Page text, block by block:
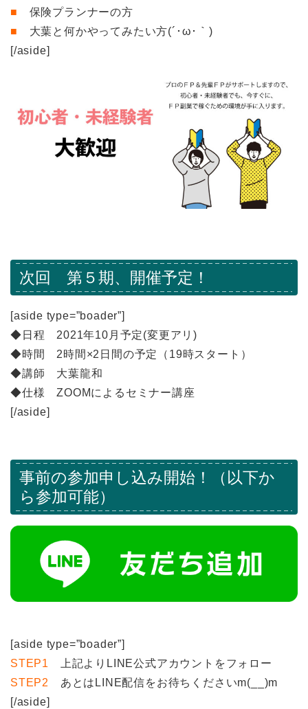
■
保険プランナーの方
■
大葉と何かやってみたい方(´･ω･｀)
[/aside]
次回 第５期、開催予定！
[aside type=”boader”]
◆日程 2021年10月予定(変更アリ)
◆時間 2時間×2日間の予定（19時スタート）
◆講師 大葉龍和
◆仕様 ZOOMによるセミナー講座
[/aside]
事前の参加申し込み開始！（以下か
ら参加可能）
[aside type=”boader”]
STEP1
上記よりLINE公式アカウントをフォロー
STEP2
あとはLINE配信をお待ちくださいm(__)m
[/aside]